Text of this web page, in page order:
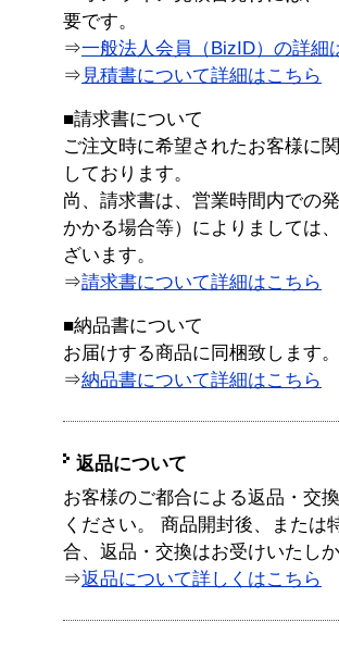
要です。
⇒一般法人会員（BizID）の詳細
⇒ 見積書について詳細はこちら
■請求書について
ご注文時に希望されたお客様に
しております。
尚、請求書は、営業時間内での
かかる場合等）によりましては
ざいます。
⇒請求書について詳細はこちら
■納品書について
お届けする商品に同梱致します。
⇒納品書について詳細はこちら
返品について
お客様のご都合による返品・交
ください。 商品開封後、または
合、返品・交換はお受けいたし
⇒返品について詳しくはこちら